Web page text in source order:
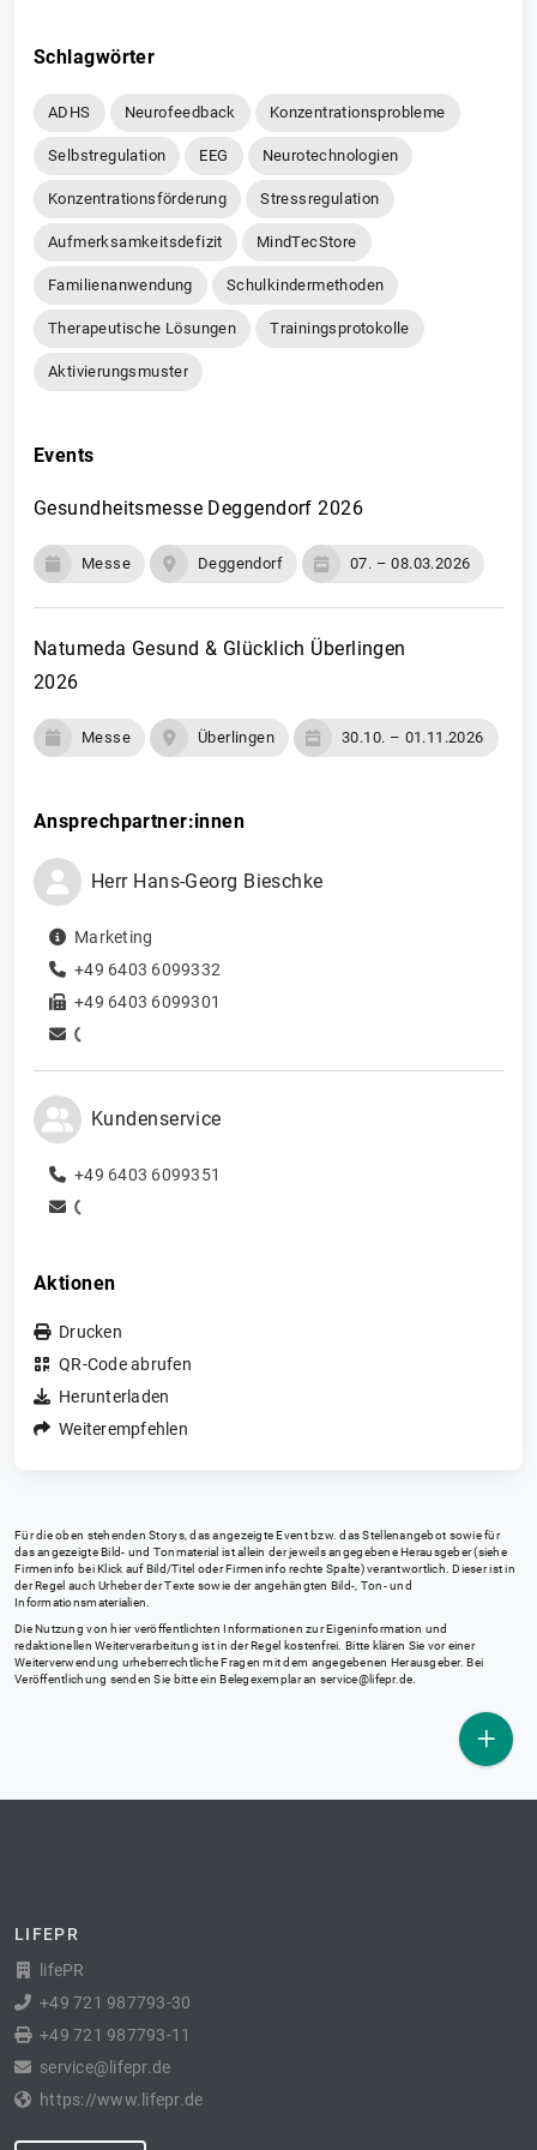
Schlagwörter
ADHS Neurofeedback Konzentrationsprobleme
Selbstregulation EEG Neurotechnologien
Konzentrationsförderung Stressregulation
Aufmerksamkeitsdefizit MindTecStore
Familienanwendung Schulkindermethoden
Therapeutische Lösungen Trainingsprotokolle
Aktivierungsmuster
Events
Gesundheitsmesse Deggendorf 2026
Messe Deggendorf 07. – 08.03.2026
Natumeda Gesund & Glücklich Überlingen
2026
Messe Überlingen 30.10. – 01.11.2026
Ansprechpartner:innen
Herr Hans-Georg Bieschke
Marketing
+49 6403 6099332
+49 6403 6099301
Kundenservice
+49 6403 6099351
Aktionen
Drucken
QR-Code abrufen
Herunterladen
Weiterempfehlen
Für die oben stehenden Storys, das angezeigte Event bzw. das Stellenangebot sowie für
das angezeigte Bild- und Tonmaterial ist allein der jeweils angegebene Herausgeber (siehe
Firmeninfo bei Klick auf Bild/Titel oder Firmeninfo rechte Spalte) verantwortlich. Dieser ist in
der Regel auch Urheber der Texte sowie der angehängten Bild-, Ton- und
Informationsmaterialien.
Die Nutzung von hier veröffentlichten Informationen zur Eigeninformation und
redaktionellen Weiterverarbeitung ist in der Regel kostenfrei. Bitte klären Sie vor einer
Weiterverwendung urheberrechtliche Fragen mit dem angegebenen Herausgeber. Bei
Veröffentlichung senden Sie bitte ein Belegexemplar an service@lifepr.de
LIFEPR
lifePR
+49 721 987793-30
+49 721 987793-11
service@lifepr.de
https://www.lifepr.de